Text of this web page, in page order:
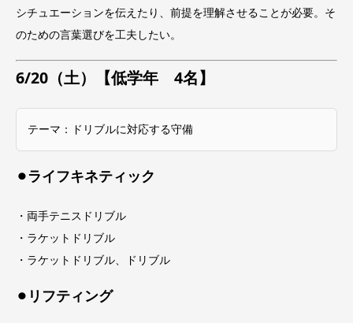
シチュエーションを伝えたり、前提を理解させることが必要。そ
のための言葉選びを工夫したい。
6/20（土）【低学年 4名】
テーマ：ドリブルに対応する守備
⚫︎ライフキネティック
・両手テニスドリブル
・ラケットドリブル
・ラケットドリブル、ドリブル
⚫︎リフティング